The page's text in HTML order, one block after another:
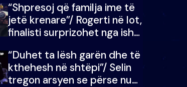
i mban dot lotët: Nuk
meritoj…
“Shpresoj që familja ime të
jetë krenare”/ Rogerti në lot,
finalisti surprizohet nga ish-
“Duhet ta lësh garën dhe të
kthehesh në shtëpi”/ Selin
tregon arsyen se përse nuk